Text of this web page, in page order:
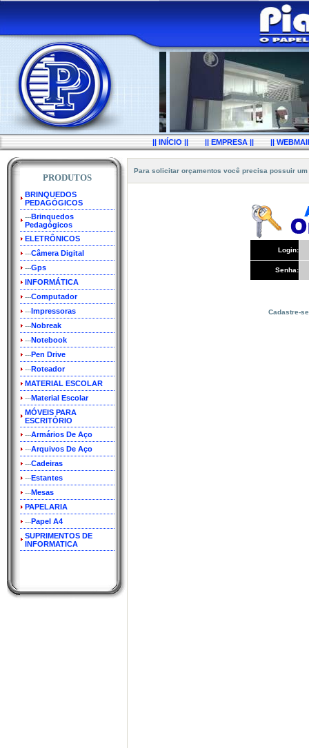
|| INÍCIO || || EMPRESA || ||
PRODUTOS
BRINQUEDOS
PEDAGÓGICOS
---Brinquedos
Pedagógicos
ELETRÔNICOS
---Câmera Digital
---Gps
INFORMÁTICA
---Computador
---Impressoras
---Nobreak
---Notebook
---Pen Drive
---Roteador
MATERIAL ESCOLAR
---Material Escolar
MÓVEIS PARA
ESCRITÓRIO
---Armários De Aço
---Arquivos De Aço
---Cadeiras
---Estantes
---Mesas
PAPELARIA
---Papel A4
SUPRIMENTOS DE
INFORMATICA
Para solicitar orçamentos você precisa possuir
Login:
Senha:
Cadastre-se